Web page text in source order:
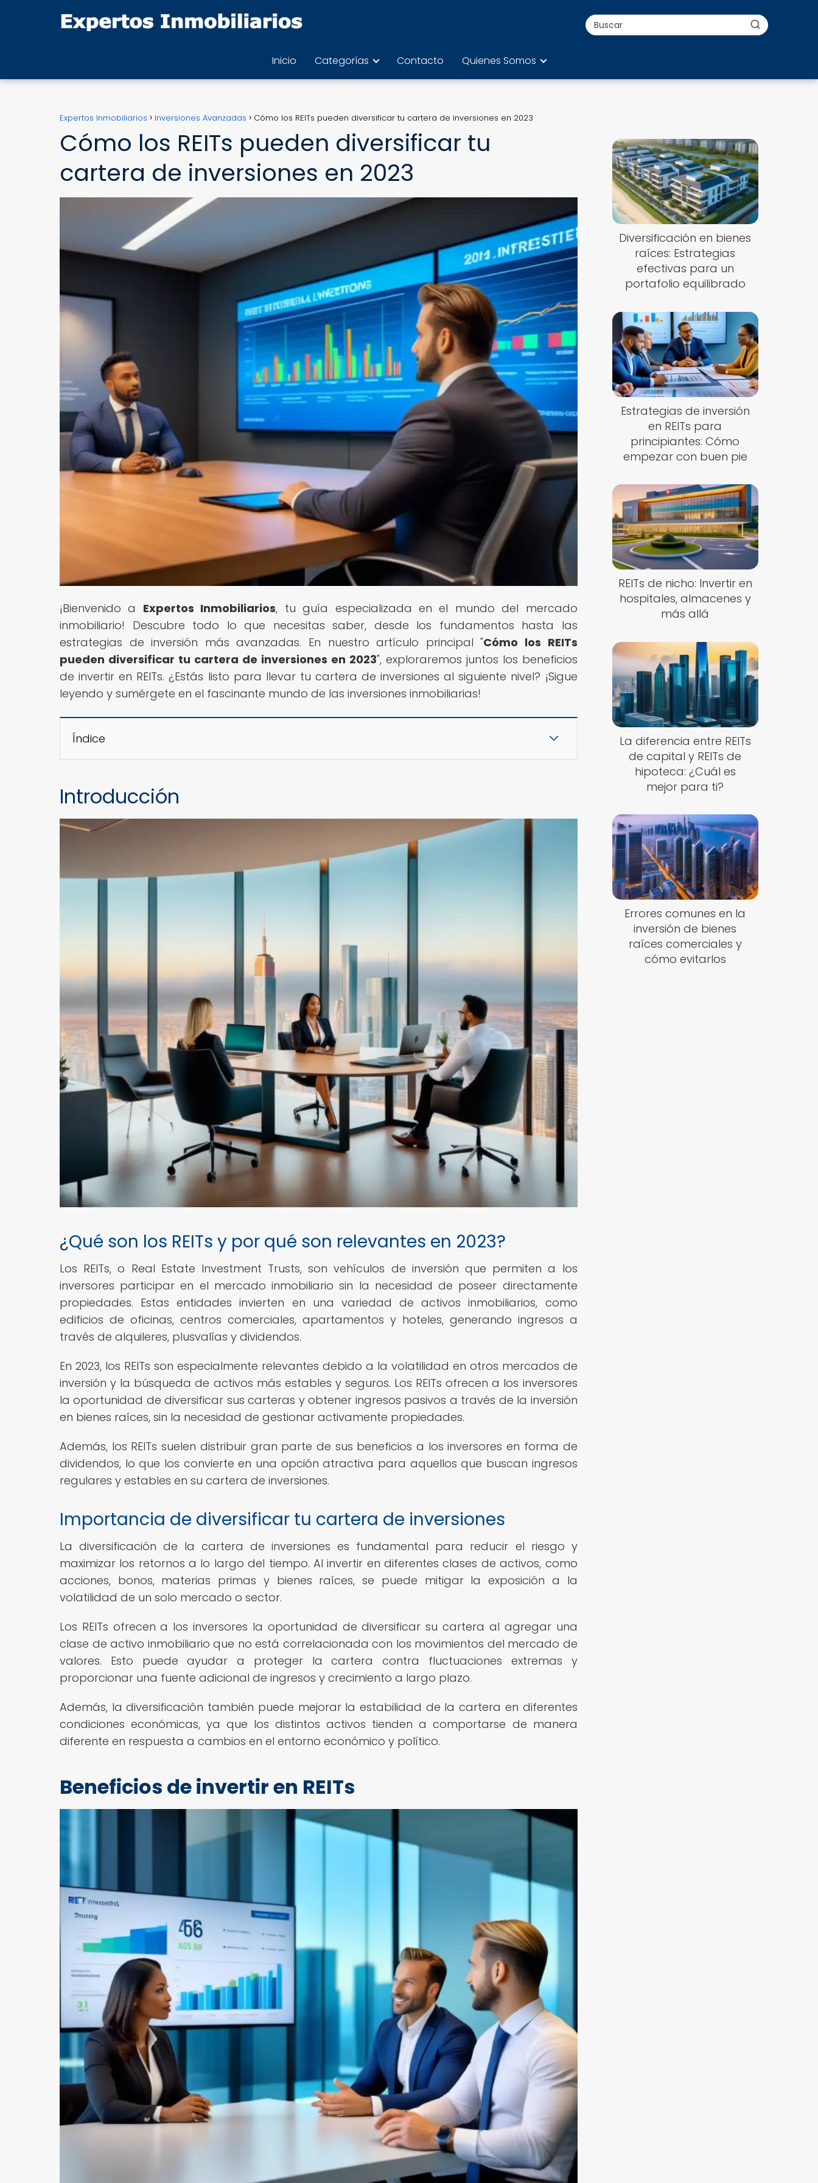
Inicio Categorías Contacto Quienes Somos
Expertos Inmobiliarios Inversiones Avanzadas Cómo los REITs pueden diversificar tu cartera de inversiones en 2023
Cómo los REITs pueden diversificar tu
cartera de inversiones en 2023
¡Bienvenido a Expertos Inmobiliarios, tu guía especializada en el mundo del mercado
inmobiliario! Descubre todo lo que necesitas saber, desde los fundamentos hasta las
estrategias de inversión más avanzadas. En nuestro artículo principal "Cómo los REITs
pueden diversificar tu cartera de inversiones en 2023", exploraremos juntos los beneficios
de invertir en REITs. ¿Estás listo para llevar tu cartera de inversiones al siguiente nivel? ¡Sigue
leyendo y sumérgete en el fascinante mundo de las inversiones inmobiliarias!
Índice
Introducción
¿Qué son los REITs y por qué son relevantes en 2023?
Los REITs, o Real Estate Investment Trusts, son vehículos de inversión que permiten a los
inversores participar en el mercado inmobiliario sin la necesidad de poseer directamente
propiedades. Estas entidades invierten en una variedad de activos inmobiliarios, como
edificios de oficinas, centros comerciales, apartamentos y hoteles, generando ingresos a
través de alquileres, plusvalías y dividendos.
En 2023, los REITs son especialmente relevantes debido a la volatilidad en otros mercados de
inversión y la búsqueda de activos más estables y seguros. Los REITs ofrecen a los inversores
la oportunidad de diversificar sus carteras y obtener ingresos pasivos a través de la inversión
en bienes raíces, sin la necesidad de gestionar activamente propiedades.
Además, los REITs suelen distribuir gran parte de sus beneficios a los inversores en forma de
dividendos, lo que los convierte en una opción atractiva para aquellos que buscan ingresos
regulares y estables en su cartera de inversiones.
Importancia de diversificar tu cartera de inversiones
La diversificación de la cartera de inversiones es fundamental para reducir el riesgo y
maximizar los retornos a lo largo del tiempo. Al invertir en diferentes clases de activos, como
acciones, bonos, materias primas y bienes raíces, se puede mitigar la exposición a la
volatilidad de un solo mercado o sector.
Los REITs ofrecen a los inversores la oportunidad de diversificar su cartera al agregar una
clase de activo inmobiliario que no está correlacionada con los movimientos del mercado de
valores. Esto puede ayudar a proteger la cartera contra fluctuaciones extremas y
proporcionar una fuente adicional de ingresos y crecimiento a largo plazo.
Además, la diversificación también puede mejorar la estabilidad de la cartera en diferentes
condiciones económicas, ya que los distintos activos tienden a comportarse de manera
diferente en respuesta a cambios en el entorno económico y político.
Beneficios de invertir en REITs
Diversificación en bienes
raíces: Estrategias
efectivas para un
portafolio equilibrado
Estrategias de inversión
en REITs para
principiantes: Cómo
empezar con buen pie
REITs de nicho: Invertir en
hospitales, almacenes y
más allá
La diferencia entre REITs
de capital y REITs de
hipoteca: ¿Cuál es
mejor para ti?
Errores comunes en la
inversión de bienes
raíces comerciales y
cómo evitarlos